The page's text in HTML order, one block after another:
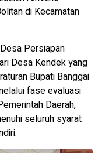
di Kecamatan
Persiapan
Desa Kendek yang
Bupati Banggai
fase evaluasi
Daerah,
seluruh syarat